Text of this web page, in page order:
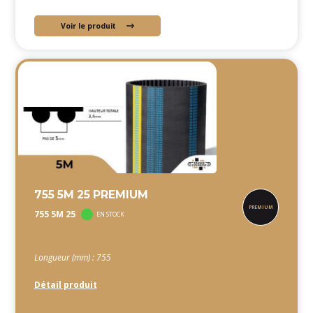
Voir le produit
755 5M 25 PREMIUM
755 5M 25 EN STOCK
Longueur (mm) : 755
Détail produit